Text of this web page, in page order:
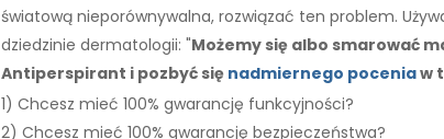
światową nieporównywalna, rozwiązać ten problem.
dziedzinie dermatologii: "Możemy się albo smarować
Antiperspirant i pozbyć się nadmiernego poceniaw
1) Chcesz mieć 100% gwarancję funkcyjności?
2) Chcesz mieć 100% gwarancję bezpieczeństwa?